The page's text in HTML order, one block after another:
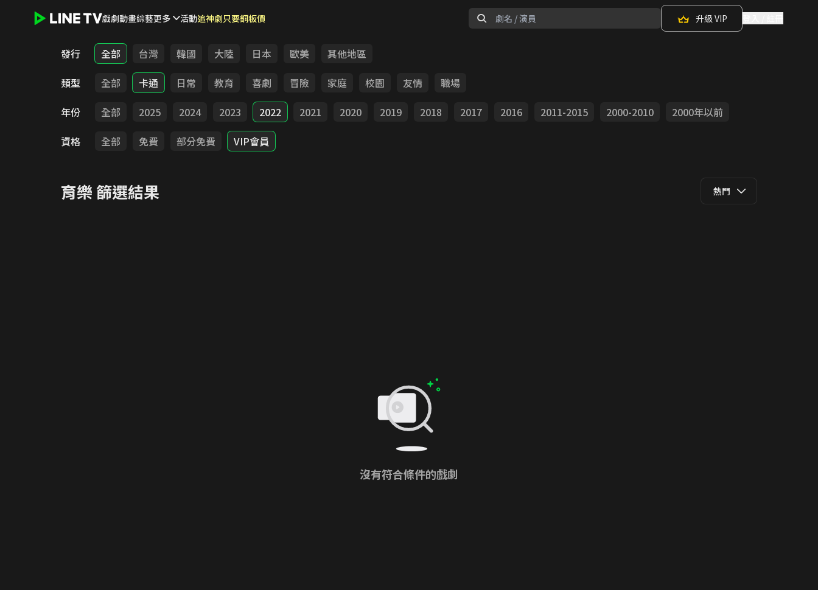
戲劇動畫綜藝更多 活動追神劇只要銅板價 升級 VIP
發行 全部 台灣 韓國 大陸 日本 歐美
其他地區
類型
全部 卡通 日常 教育 喜劇 冒險 家庭 校園 友情
職場
年份
全部 2025 2024 2023 2022 2021 2020 2019 2018 2017 2016 2011-2015 2000-2010
2000年以前
資格
全部 免費 部分免費 VIP會員
育樂 篩選結果 熱門
沒有符合條件的戲劇